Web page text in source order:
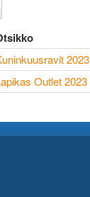
2023
Outlet 2023